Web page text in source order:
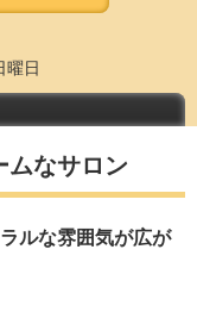
曜日
ムなサロン
ルな雰囲気が広が